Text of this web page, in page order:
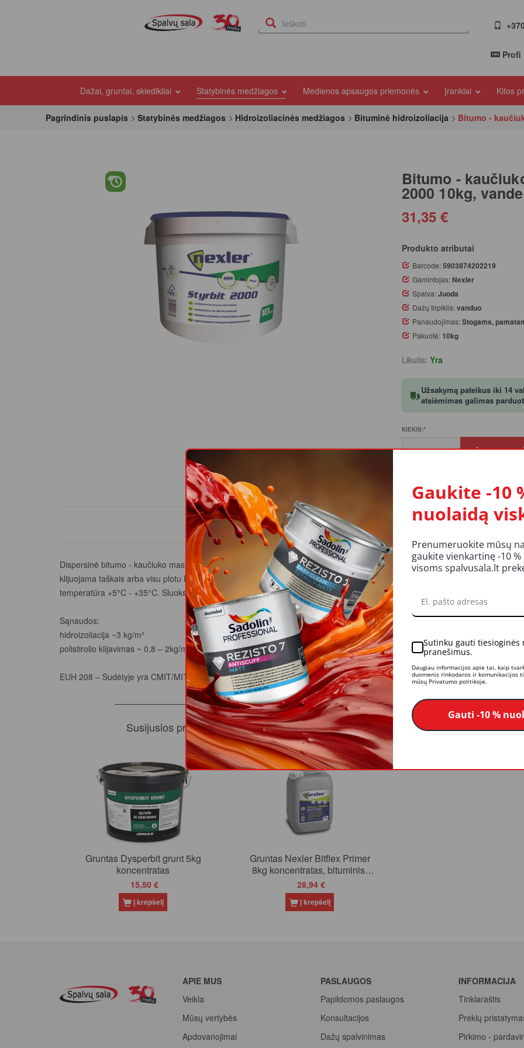
Profi
Dažai, gruntai, skiedikliai Statybinės medžiagos Medienos apsaugos priemonės Įrankiai Kitos
Pagrindinis puslapis
Statybinės medžiagos Hidroizoliacinės medžiagos Bituminė hidroizoliacija Bitumo -
Bitumo -
2000 10kg,
31,35 €
Produkto atributai
Barcode:5903874202219
Gamintojas: Nexler
Spalva:Juoda
Dažų tirpiklis:vanduo
Panaudojimas:Stogams,
Pakuotė: 10kg
Likutis: Yra
Užsakymą pateikus iki 14
atsiėmimas galimas
KIEKIS:
Į
PRODUKTO APRAŠYMAS REITINGAI IR ATSILIEPIMAI
Dispersinė bitumo - kaučiuko mastika vandens pagrindu. Skirta hidroizoliuoti vertikalius ir horizontalius paviršius, tokius,kaip
klijuojama taškais arba visu plotu Priskiriama vidutinės klasės hidroizoliacijai. Tepama kryžmai sluoksniuojant 2 - 3 kartus.
temperatūra +5°C - +35°C. Sluoksnio džiūvimo trukmė: 3 – 5 dienos. Dirbant žemose temperatūrose stingimo laikas ilgėja.
Sąnaudos:
hidroizoliacija ~3 kg/m²
polistirolio klijavimas ~ 0,8 – 2kg/m²
EUH 208 – Sudėtyje yra CMIT/MIT. Gali sukelti alerginę reakciją.
Susijusios prekės
Gruntas Dysperbit grunt 5kg
koncentratas
15,50 €
Į krepšelį
Gruntas Nexler Bitflex Primer
8kg koncentratas, bituminis,
vandens pagrindu
28,94 €
Į krepšelį
APIE MUS
Veikla
Mūsų vertybės
Apdovanojimai
PASLAUGOS
Papildomos paslaugos
Konsultacijos
Dažų spalvinimas
INFORMACIJA
Tinklaraštis
Prekių
Pirkimo -
Gaukite -10
nuolaidą
Prenumeruokite mūsų
gaukite vienkartinę -10
visoms spalvusala.lt
Sutinku gauti tiesioginės
pranešimus.
Daugiau informacijos apie tai, kaip
duomenis rinkodaros ir komunikacijos
mūsų Privatumo politikoje.
Gauti -10 %